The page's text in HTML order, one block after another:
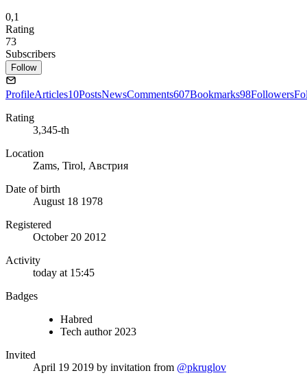
0,1
Rating
73
Subscribers
Follow
ProfileArticles10PostsNewsComments607Bookmarks98Followers
Rating
3,345-th
Location
Zams, Tirol, Австрия
Date of birth
August 18 1978
Registered
October 20 2012
Activity
today at 15:45
Badges
Habred
Tech author 2023
Invited
April 19 2019 by invitation from @pkruglov